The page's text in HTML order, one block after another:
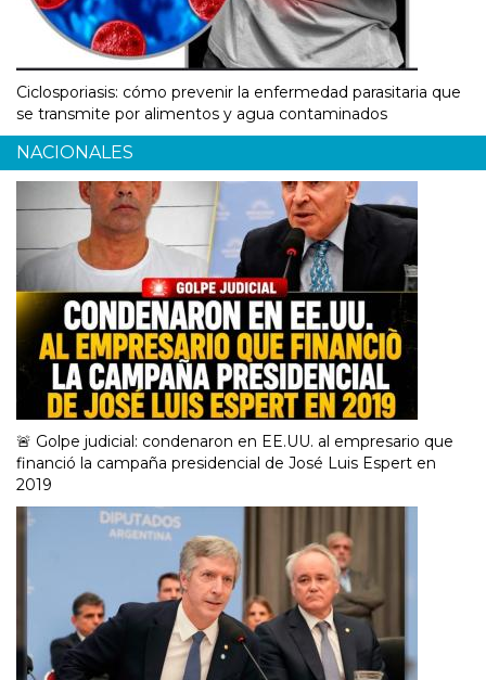
Ciclosporiasis: cómo prevenir la enfermedad parasitaria que
se transmite por alimentos y agua contaminados
NACIONALES
🚨 Golpe judicial: condenaron en EE.UU. al empresario que
financió la campaña presidencial de José Luis Espert en
2019